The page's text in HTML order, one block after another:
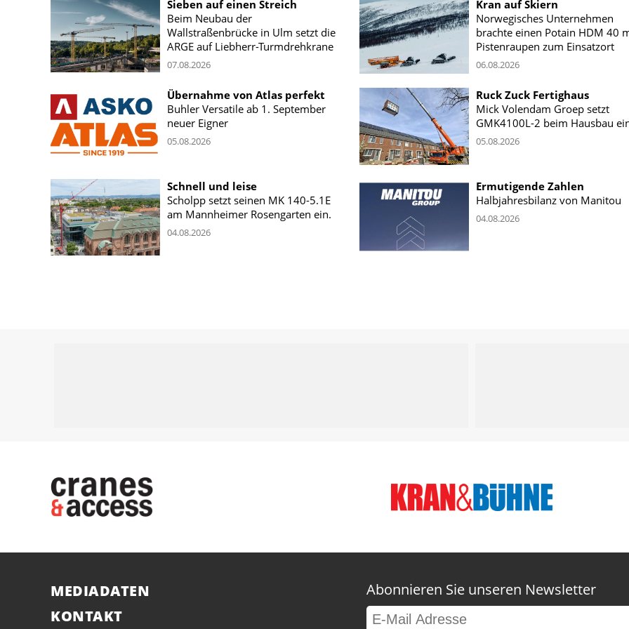
Sieben auf einen Streich
Beim Neubau der
Wallstraßenbrücke in Ulm setzt die
ARGE auf Liebherr-Turmdrehkrane
07.08.2026
Kran auf Skiern
Norwegisches Unternehmen
brachte einen Potain HDM 40
Pistenraupen zum Einsatzort
06.08.2026
Übernahme von Atlas perfekt
Buhler Versatile ab 1. September
neuer Eigner
05.08.2026
Ruck Zuck Fertighaus
Mick Volendam Groep setzt
GMK4100L-2 beim Hausbau
05.08.2026
Schnell und leise
Scholpp setzt seinen MK 140-5.1E
am Mannheimer Rosengarten ein.
04.08.2026
Ermutigende Zahlen
Halbjahresbilanz von Manitou
04.08.2026
MEDIADATEN
KONTAKT
Abonnieren Sie unseren Newsletter